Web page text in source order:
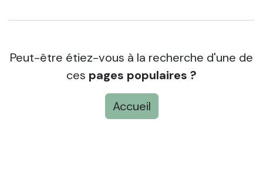
Peut-être étiez-vous à la recherche d'une de
ces pages populaires ?
Accueil